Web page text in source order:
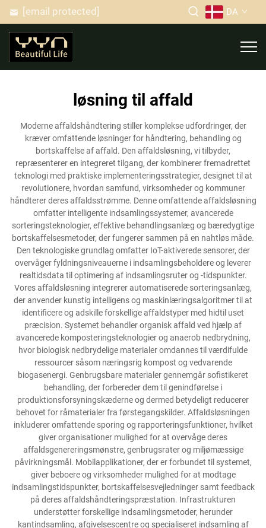
[email protected] DA
løsning til affald
Moderne affaldshåndtering stiller komplekse udfordringer, der
kræver omfattende løsninger for håndtering, behandling og
bortskaffelse af affald. Den affaldsløsning, vi tilbyder,
repræsenterer en integreret tilgang, der kombinerer fremadrettet
teknologi med praktiske implementeringsstrategier, designet til at
revolutionere, hvordan samfund, virksomheder og kommuner
håndterer deres affaldsstrømme. Denne omfattende affaldsløsning
omfatter intelligente indsamlingssystemer, avancerede
sorteringsteknologier, effektive behandlingsanlæg og bæredygtige
bortskaffelsesmetoder, der fungerer sammen på en nahtløs måde.
Den teknologiske grundlag omfatter IoT-aktiverede sensorer, der
overvåger fyldningsniveauerne i indsamlingsbeholdere og leverer
realtidsdata til optimering af indsamlingsruter og -tidspunkter.
Vores affaldsløsning integrerer automatiserede sorteringsanlæg,
der anvender kunstig intelligens og maskinlæringsalgoritmer til at
identificere og adskille forskellige affaldstyper med hidtil uset
præcision. Systemet behandler organisk affald ved hjælp af
avancerede komposteringsteknologier og anaerob nedbrydning,
hvor biologisk nedbrydelige materialer omdannes til værdifulde
ressourcer såsom næringsrig kompost og vedvarende
biogasenergi. Genbrugsbare materialer gennemgår sofistikeret
behandling, der forbereder dem til genindførelse i
produktionsforsyningskæderne og dermed betydeligt reducerer
behovet for råmaterialer fra førstegangskilder. Affaldsløsningen
inkluderer omfattende sporing og rapporteringsfunktioner, hvilket
giver organisationer mulighed for at overvåge deres
affaldsgenereringsmønstre, genbrugsrater og miljømæssige
påvirkningsmål. Mobilapplikationer, der er forbundet til systemet,
giver beboere og virksomheder mulighed for at modtage
indsamlingstidspunkter, bortskaffelsesvejledninger samt feedback
på deres affaldshåndteringspræstation. Infrastrukturen
understøtter forskellige indsamlingsmetoder, herunder
kantindsamling, afgivelsescentre og specialiseret indsamling af